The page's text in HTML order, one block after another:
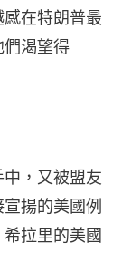
在特朗普最
們渴望得
，又被盟友
揚的美國例
拉里的美國